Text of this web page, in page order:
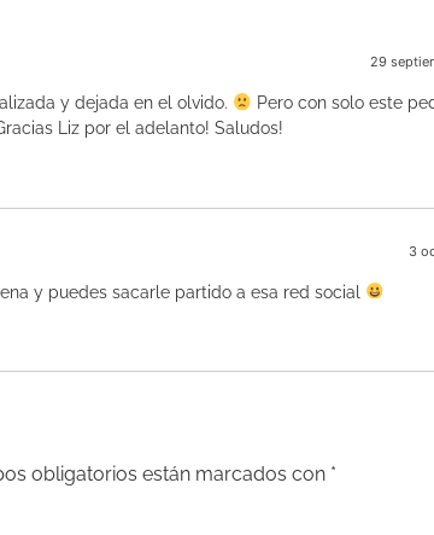
29
y dejada en el olvido.
Pero con solo este
Liz por el adelanto! Saludos!
3
y puedes sacarle partido a esa red social
obligatorios están marcados con *